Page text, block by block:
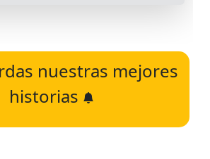
nuestras mejores
historias